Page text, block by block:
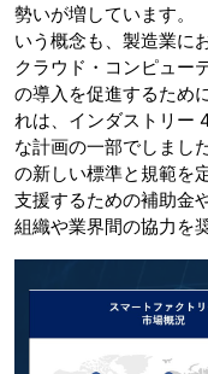
勢いが増しています。
いう概念も、製造業に
クラウド・コンピュー
の導入を促進するため
れは、インダストリー
な計画の一部でしまし
の新しい標準と規範を
支援するための補助金
組織や業界間の協力を